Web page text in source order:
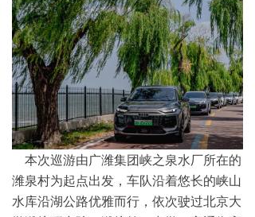
本次巡游由广潍集团峡之泉水厂所在的
潍泉村为起点出发，车队沿着悠长的峡山
水库沿湖公路优雅而行，依次驶过北京大